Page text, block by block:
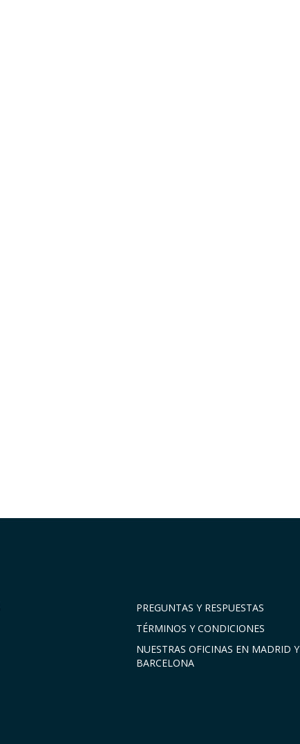
PREGUNTAS Y RESPUESTAS
TÉRMINOS Y CONDICIONES
NUESTRAS OFICINAS EN MADRID Y
BARCELONA